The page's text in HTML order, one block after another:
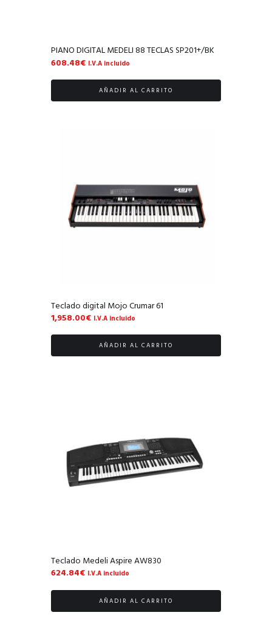
PIANO DIGITAL MEDELI 88 TECLAS SP201+/BK
608.48€ I.V.A incluido
AÑADIR AL CARRITO
Teclado digital Mojo Crumar 61
1,958.00€ I.V.A incluido
AÑADIR AL CARRITO
Teclado Medeli Aspire AW830
624.84€ I.V.A incluido
AÑADIR AL CARRITO